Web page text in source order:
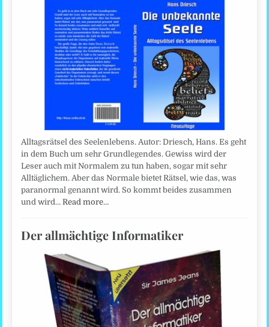
Alltagsrätsel des Seelenlebens. Autor: Driesch, Hans. Es geht
in dem Buch um sehr Grundlegendes. Gewiss wird der
Leser auch mit Normalem zu tun haben, sogar mit sehr
Alltäglichem. Aber das Normale bietet Rätsel, wie das, was
paranormal genannt wird. So kommt beides zusammen
und wird…Read more…
Der allmächtige Informatiker